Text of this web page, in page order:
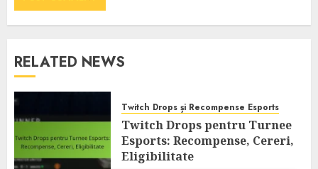
RELATED NEWS
Twitch Drops și Recompense Esports
Twitch Drops pentru Turnee
Esports: Recompense, Cereri,
Eligibilitate